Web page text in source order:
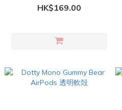
HK$169.00